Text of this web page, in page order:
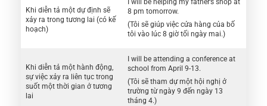
Khi diễn tả một dự định sẽ
xảy ra trong tương lai (có kế
hoạch)
I will be helping my father’s shop at
8 pm tomorrow.
(Tôi sẽ giúp việc cửa hàng của bố
tôi vào lúc 8 giờ tối ngày mai.)
Khi diễn tả một hành động,
sự việc xảy ra liên tục trong
suốt một thời gian ở tương
lai
I will be attending a conference at
school from April 9-13.
(Tôi sẽ tham dự một hội nghị ở
trường từ ngày 9 đến ngày 13
tháng 4.)